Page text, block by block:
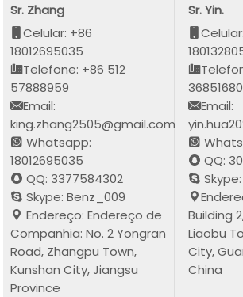
Sr. Zhang
Celular: +86
18012695035
Telefone: +86 512
57888959
Email:
king.zhang2505@gmail.com
Whatsapp:
18012695035
QQ: 3377584302
Skype: Benz_009
Endereço: Endereço de
Companhia: No. 2 Yongran
Road, Zhangpu Town,
Kunshan City, Jiangsu
Province
Sr. Yin.
36851680
Email:
QQ:
Building
Liaobu
City,
China